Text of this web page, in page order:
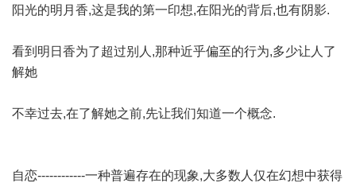
阳光的明月香,这是我的第一印想,在阳光的背后,也有阴影.
看到明日香为了超过别人,那种近乎偏至的行为,多少让人了
解她
不幸过去,在了解她之前,先让我们知道一个概念.
自恋------------一种普遍存在的现象,大多数人仅在幻想中获得